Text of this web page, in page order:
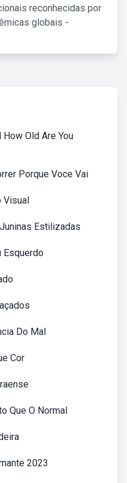
reconhecidas por
globais -
How Old Are You
Porque Voce Vai
Visual
Estilizadas
Esquerdo
Do Mal
Cor
Que O Normal
2023